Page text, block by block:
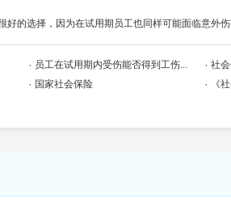
好的选择，因为在试用期员工也同样可能面临意外
员工在试用期内受伤能否得到工伤...
社
国家社会保险 《